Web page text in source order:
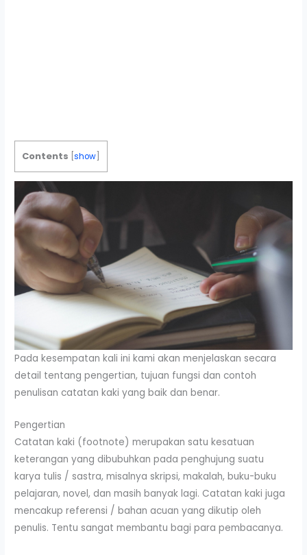
Contents [show
Pada kesempatan kali ini kami akan menjelaskan secara
detail tentang pengertian, tujuan fungsi dan contoh
penulisan catatan kaki yang baik dan benar.
Pengertian
Catatan kaki (footnote) merupakan satu kesatuan
keterangan yang dibubuhkan pada penghujung suatu
karya tulis / sastra, misalnya skripsi, makalah, buku-buku
pelajaran, novel, dan masih banyak lagi. Catatan kaki juga
mencakup referensi / bahan acuan yang dikutip oleh
penulis. Tentu sangat membantu bagi para pembacanya.